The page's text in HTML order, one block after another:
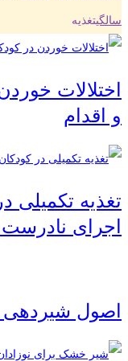
سالگیتغذیه
اختلالات
و اقدام
تغذیه تکمیلی
اجرای
اصول شیردهی